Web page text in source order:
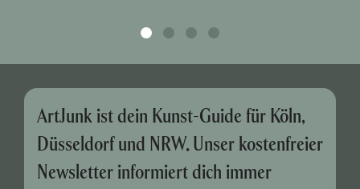
ArtJunk ist dein Kunst-Guide für Köln,
Düsseldorf und NRW. Unser kostenfreier
Newsletter informiert dich immer